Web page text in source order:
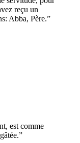
reçu un
Abba, Père.”
est comme
”